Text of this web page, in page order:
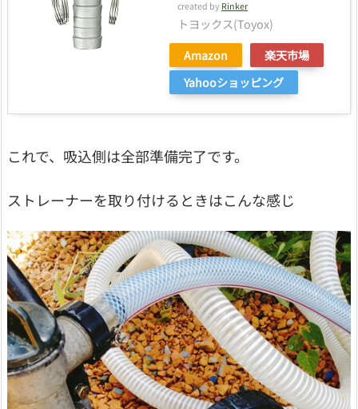
created by Rinker
トヨックス(Toyox)
Amazon
楽天市場
Yahooショッピング
これで、吸込側は全部準備完了です。
ストレーナーを取り付けるときはこんな感じ